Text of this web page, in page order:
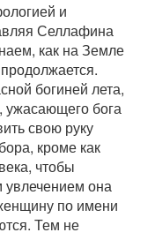
и
Селлафина
как на Земле
богиней лета,
ужасающего бога
свою руку
кроме как
чтобы
увлечением она
по имени
Тем не